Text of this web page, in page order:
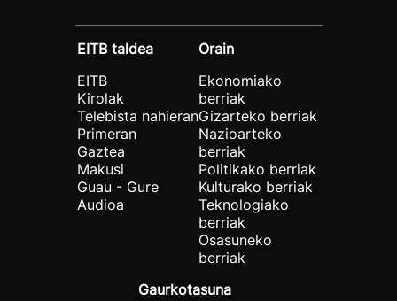
EITB taldea
EITB
Kirolak
Telebista nahieran
Primeran
Gaztea
Makusi
Guau - Gure
Audioa
Orain
Ekonomiako
berriak
Gizarteko berriak
Nazioarteko
berriak
Politikako berriak
Kulturako berriak
Teknologiako
berriak
Osasuneko
berriak
Gaurkotasuna